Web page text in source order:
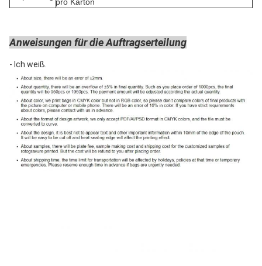
Anweisungen für die Auftragserteilung
- Ich weiß.